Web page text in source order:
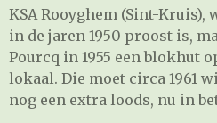
KSA Rooyghem (Sint-Kruis),
in de jaren 1950 proost is,
Pourcq in 1955 een blokhut
lokaal. Die moet circa 1961
nog een extra loods, nu in